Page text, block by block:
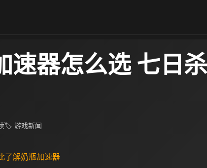
速器怎么选 七日
🏷 游戏新闻
了解奶瓶加速器